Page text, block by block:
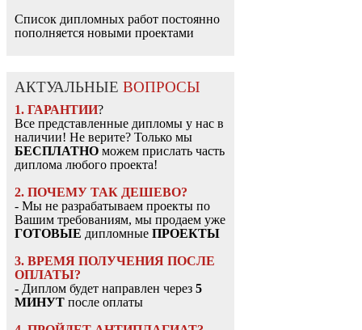
Список дипломных работ постоянно
пополняется новыми проектами
АКТУАЛЬНЫЕ ВОПРОСЫ
1. ГАРАНТИИ?
Все представленные дипломы у нас в
наличии! Не верите? Только мы
БЕСПЛАТНО можем прислать часть
диплома любого проекта!
2. ПОЧЕМУ ТАК ДЕШЕВО?
- Мы не разрабатываем проекты по
Вашим требованиям, мы продаем уже
ГОТОВЫЕ дипломные ПРОЕКТЫ
3. ВРЕМЯ ПОЛУЧЕНИЯ ПОСЛЕ
ОПЛАТЫ?
- Диплом будет направлен через 5
МИНУТ после оплаты